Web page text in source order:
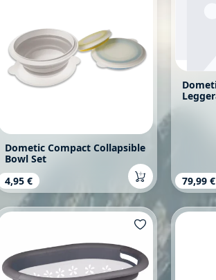
Dometic Compact Collapsible
Bowl Set
Regulärer Preis:
4,95 € 79,99 €